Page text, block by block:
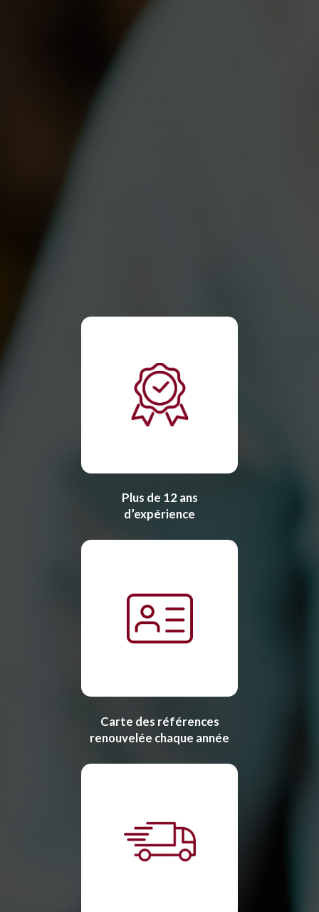
Plus de 12 ans
d’expérience
Carte des références
renouvelée chaque année